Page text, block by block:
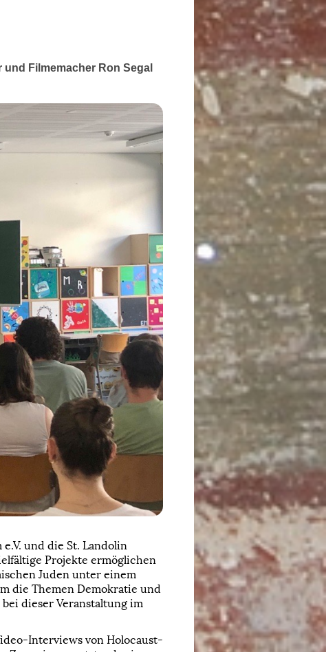
Filmemacher Ron Segal
und die St. Landolin
Projekte ermöglichen
Juden unter einem
die Themen Demokratie und
dieser Veranstaltung im
Interviews von Holocaust-